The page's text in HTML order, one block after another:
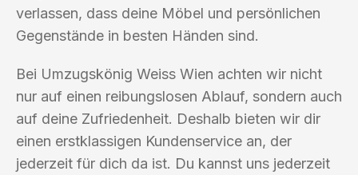
verlassen, dass deine Möbel und persönlichen
Gegenstände in besten Händen sind.
Bei Umzugskönig Weiss Wien achten wir nicht
nur auf einen reibungslosen Ablauf, sondern auch
auf deine Zufriedenheit. Deshalb bieten wir dir
einen erstklassigen Kundenservice an, der
jederzeit für dich da ist. Du kannst uns jederzeit